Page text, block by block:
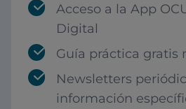
Acceso a la App
Digital
Guía práctica gratis
Newsletters
información